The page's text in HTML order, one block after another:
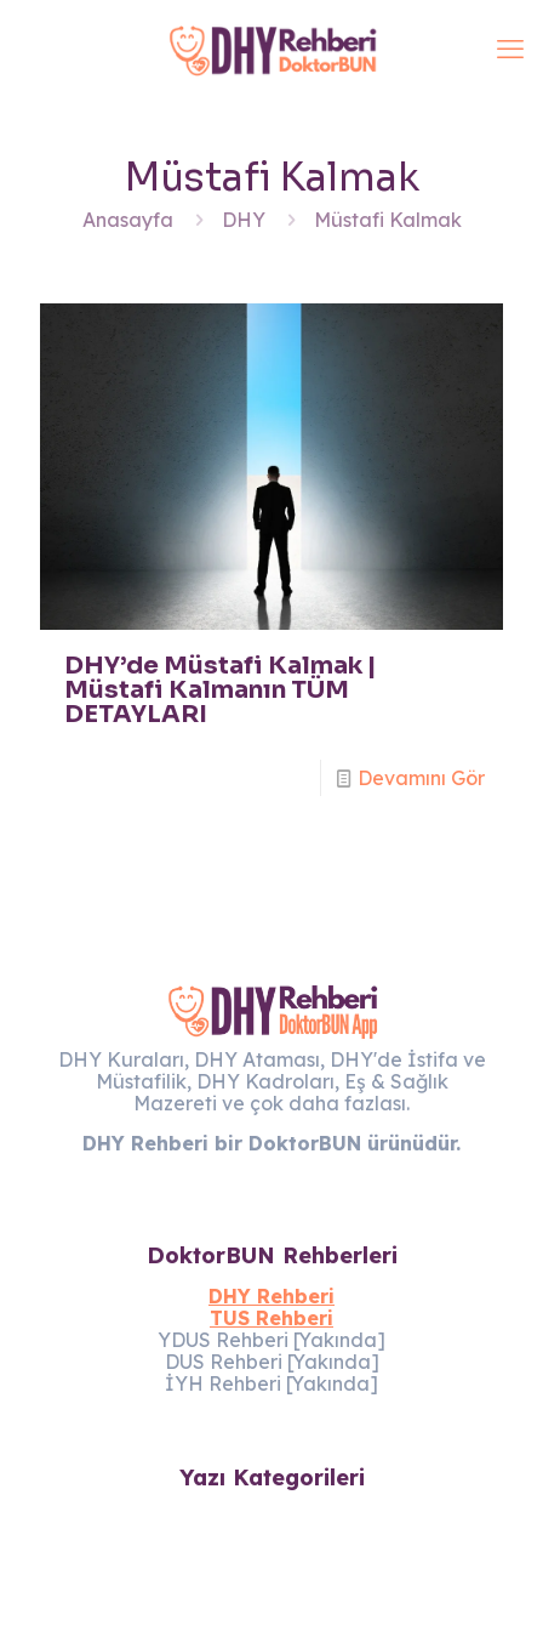
Müstafi Kalmak
Anasayfa DHY Müstafi Kalmak
DHY’de Müstafi Kalmak |
Müstafi Kalmanın TÜM
DETAYLARI
Devamını Gör
DHY Kuraları, DHY Ataması, DHY'de İstifa ve
Müstafilik, DHY Kadroları, Eş & Sağlık
Mazereti ve çok daha fazlası.
DHY Rehberi bir DoktorBUN ürünüdür.
DoktorBUN Rehberleri
DHY Rehberi
TUS Rehberi
YDUS Rehberi [Yakında]
DUS Rehberi [Yakında]
İYH Rehberi [Yakında]
Yazı Kategorileri